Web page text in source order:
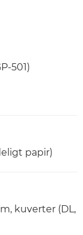
501)
papir)
kuverter (DL,